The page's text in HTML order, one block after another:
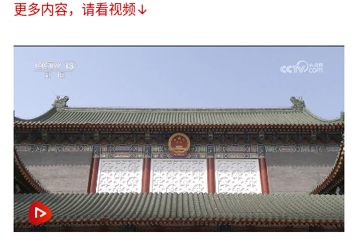
更多内容，请看视频↓